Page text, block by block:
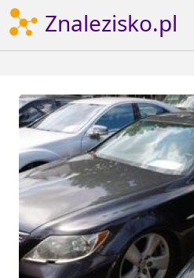
Znalezisko.pl